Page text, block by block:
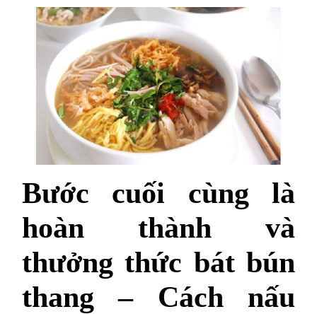
Bước cuối cùng là
hoàn thành và
thưởng thức bát bún
thang – Cách nấu